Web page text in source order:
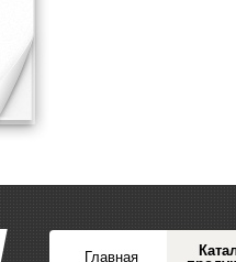
Главная